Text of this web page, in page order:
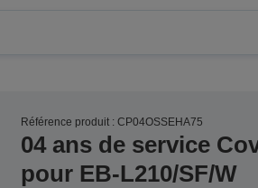
Référence produit : CP04OSSEHA75
04 ans de service
pour EB-L210/SF/W